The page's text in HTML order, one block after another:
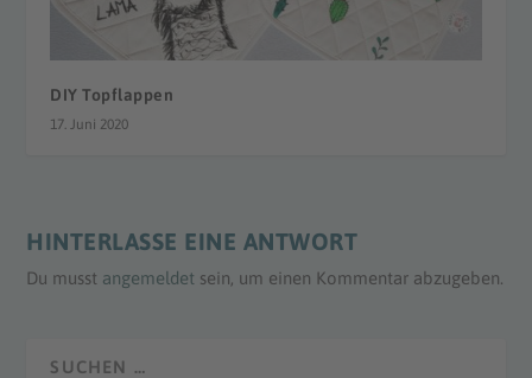
DIY Topflappen
17. Juni 2020
HINTERLASSE EINE ANTWORT
Du musst angemeldet sein, um einen Kommentar abzugeben.